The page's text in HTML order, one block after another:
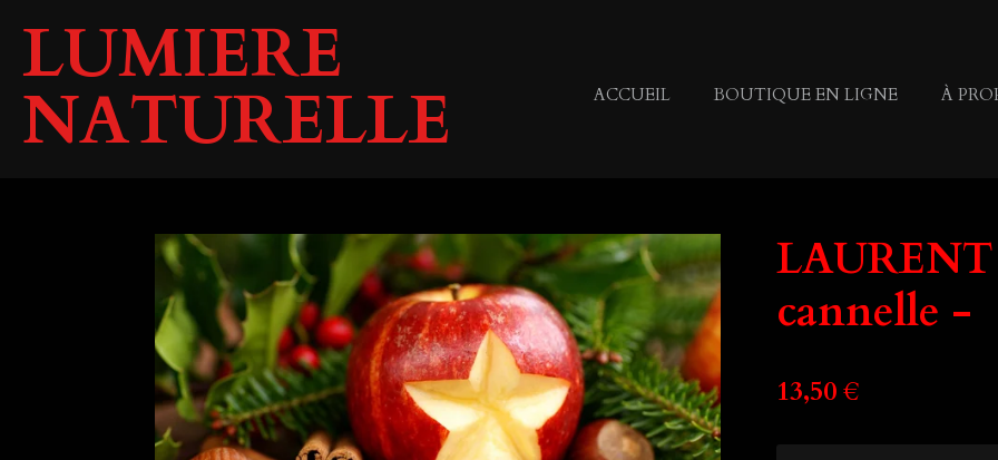
contenu
principal
LUMIERE
NATURELLE ACCUEIL BOUTIQUE EN LIGNE À
cannelle -
13,50 €